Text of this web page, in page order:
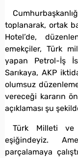
toplanarak, ortak
Hotel’de,
emekçiler, Türk
yapan Petrol-İş
Sarıkaya, AKP
olumsuz
vereceği kararın
açıklaması şu
Türk Milleti ve
eşiğindeyiz.
parçalamaya